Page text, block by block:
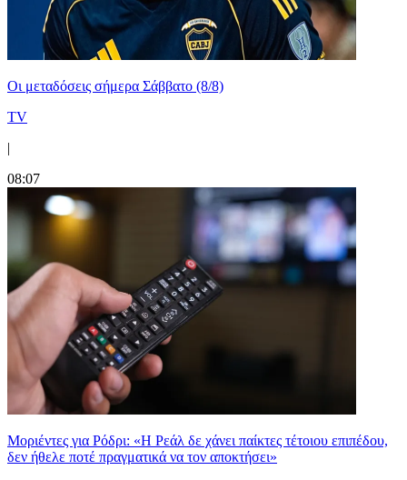
Οι μεταδόσεις σήμερα Σάββατο (8/8)
TV
|
08:07
Μοριέντες για Ρόδρι: «Η Ρεάλ δε χάνει παίκτες τέτοιου επιπέδου,
δεν ήθελε ποτέ πραγματικά να τον αποκτήσει»